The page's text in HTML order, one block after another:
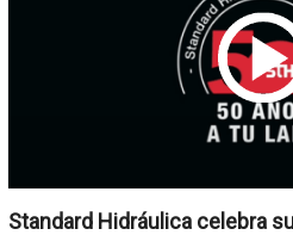
Standard Hidráulica celebra